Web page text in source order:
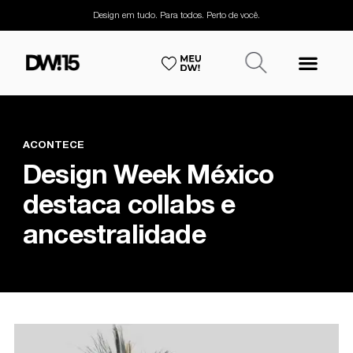
Design em tudo. Para todos. Perto de você.
ACONTECE
Design Week México
destaca collabs e
ancestralidade